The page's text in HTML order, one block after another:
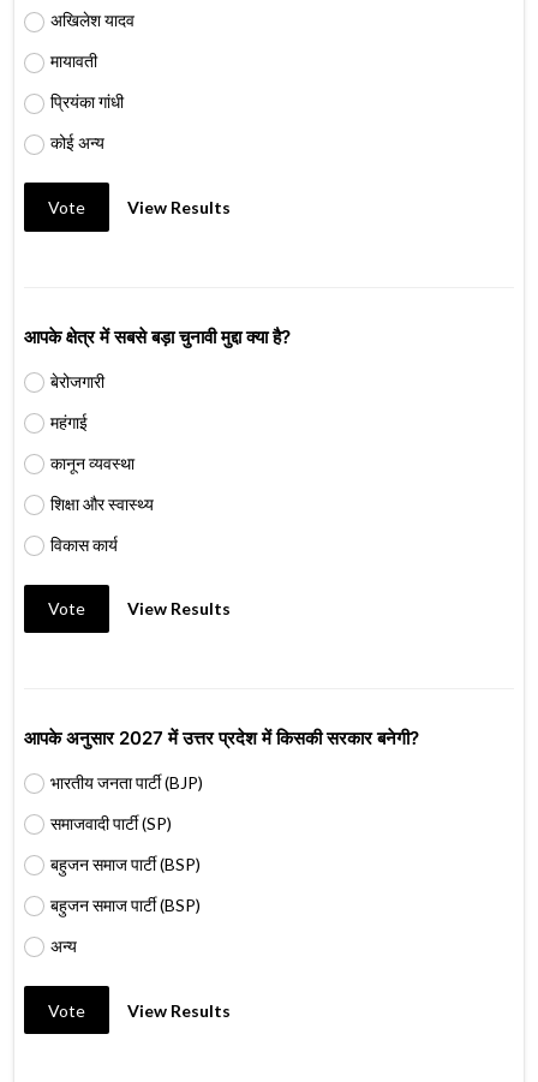
अखिलेश यादव
मायावती
प्रियंका गांधी
कोई अन्य
Vote View Results
आपके क्षेत्र में सबसे बड़ा चुनावी मुद्दा क्या है?
बेरोजगारी
महंगाई
कानून व्यवस्था
शिक्षा और स्वास्थ्य
विकास कार्य
Vote View Results
आपके अनुसार 2027 में उत्तर प्रदेश में किसकी सरकार बनेगी?
भारतीय जनता पार्टी (BJP)
समाजवादी पार्टी (SP)
बहुजन समाज पार्टी (BSP)
बहुजन समाज पार्टी (BSP)
अन्य
Vote View Results